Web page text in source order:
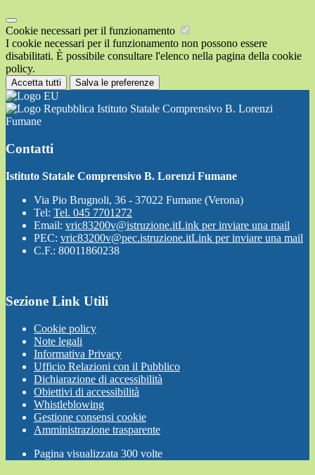
Cookie necessari per il funzionamento
I cookie necessari per il funzionamento non possono essere
disabilitati. È possibile consultare l'elenco nella pagina della cookie
policy.
Accetta tutti Salva le preferenze
Istituto Statale Comprensivo B. Lorenzi
Fumane
Contatti
Istituto Statale Comprensivo B. Lorenzi Fumane
Via Pio Brugnoli, 36 - 37022 Fumane (Verona)
Tel: Tel. 045 7701272
Email: vric83200v@istruzione.itLink per inviare una mail
PEC: vric83200v@pec.istruzione.itLink per inviare una mail
C.F.: 80011860238
Sezione Link Utili
Cookie policy
Note legali
Informativa Privacy
Ufficio Relazioni con il Pubblico
Dichiarazione di accessibilità
Obiettivi di accessibilità
Whistleblowing
Gestione consensi cookie
Amministrazione trasparente
Pagina visualizzata 300 volte